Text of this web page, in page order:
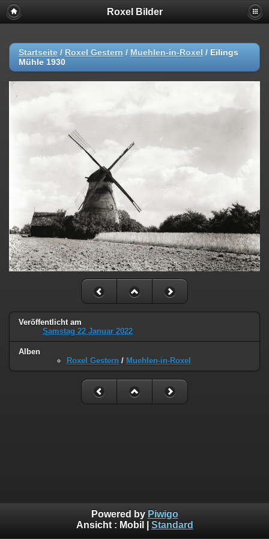
Roxel Bilder
Startseite / Roxel Gestern / Muehlen-in-Roxel / Eilings
Mühle 1930
Veröffentlicht am
Samstag 22 Januar 2022
Alben
Roxel Gestern / Muehlen-in-Roxel
Powered by Piwigo
Ansicht : Mobil Standard